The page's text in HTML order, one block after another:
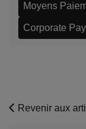
Moyens
Corporate
Revenir aux